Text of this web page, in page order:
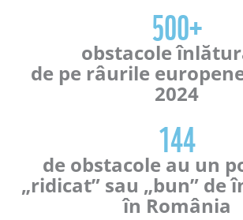
500+
obstacole
de pe râurile
2024
144
de obstacole au un
„ridicat” sau „bun” de
în România